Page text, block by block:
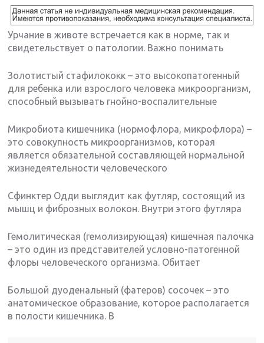
Урчание в животе встречается как в норме, так и
свидетельствует о патологии. Важно понимать
Золотистый стафилококк – это высокопатогенный
для ребенка или взрослого человека микроорганизм,
способный вызывать гнойно-воспалительные
Микробиота кишечника (нормофлора, микрофлора) –
это совокупность микроорганизмов, которая
является обязательной составляющей нормальной
жизнедеятельности человеческого
Сфинктер Одди выглядит как футляр, состоящий из
мышц и фиброзных волокон. Внутри этого футляра
Гемолитическая (гемолизирующая) кишечная палочка
– это один из представителей условно-патогенной
флоры человеческого организма. Обитает
Большой дуоденальный (фатеров) сосочек – это
анатомическое образование, которое располагается
в полости кишечника. В